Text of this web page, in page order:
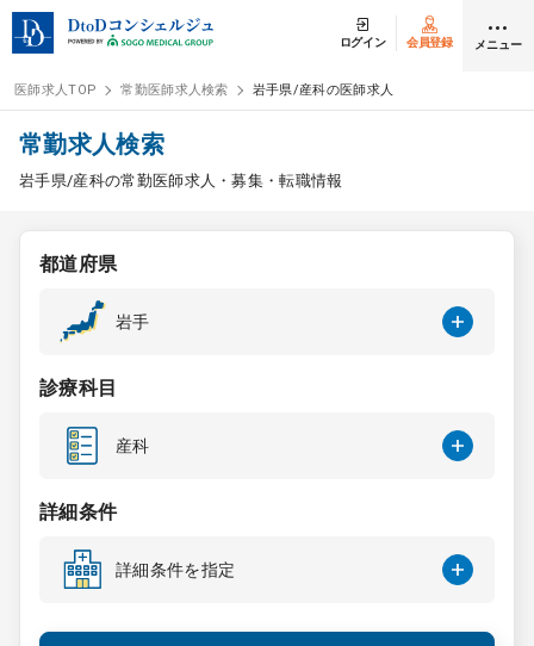
ログイン 会員登録 メニュー
ログイン
医師求人
常勤検索
スポット検索
DtoDの転職・
コンサルタント
成功事例
医師求人TOP 常勤医師求人検索 岩手県/産科の医師求人
常勤求人検索
岩手県/産科の常勤医師求人・募集・転職情報
都道府県
岩手
診療科目
産科
詳細条件
詳細条件を指定